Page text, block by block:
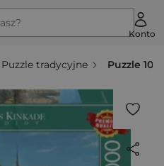
Konto
Puzzle tradycyjne Puzzle